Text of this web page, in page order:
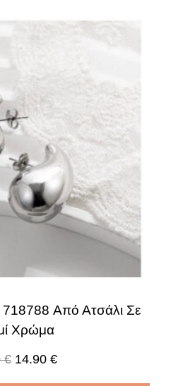
718788 Από Ατσάλι Σε
Χρώμα
€ 14.90 €